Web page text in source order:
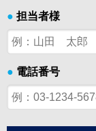
● 担当者様
● 電話番号